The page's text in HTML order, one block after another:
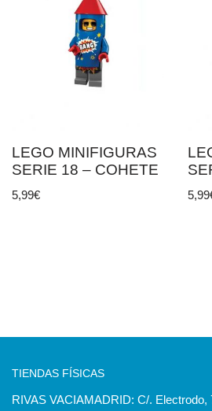
LEGO MINIFIGURAS
SERIE 18 – COHETE
5,99€ 5,99
TIENDAS FÍSICAS
RIVAS VACIAMADRID: C/. Electrodo,